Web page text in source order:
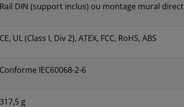
Rail DIN (support inclus) ou montage mural direct
CE, UL (Class I, Div 2), ATEX, FCC, RoHS, ABS
Conforme IEC60068-2-6
317,5 g